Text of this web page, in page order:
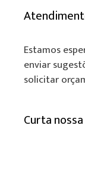
Estamos
enviar
solicitar
Curta